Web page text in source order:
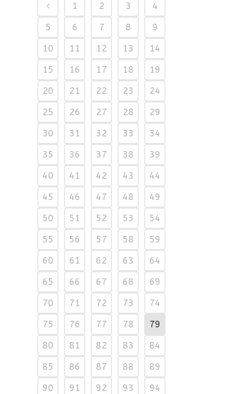
1 2 3
4
5
6 7 8
9
10
11 12 13
14
15
16 17 18
19
20
21 22 23
24
25
26 27 28
29
30
31 32 33
34
35
36 37 38
39
40
41 42 43
44
45
46 47 48
49
50
51 52 53
54
55
56 57 58
59
60
61 62 63
64
65
66 67 68
69
70
71 72 73
74
75
76 77 78
79
80
81 82 83
84
85
86 87 88
89
90
91 92 93
94